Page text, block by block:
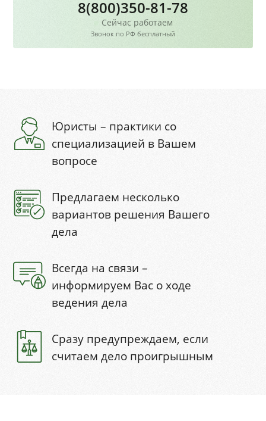
8(800)350-81-78
Сейчас работаем
Звонок по РФ бесплатный
Юристы – практики со
специализацией в Вашем
вопросе
Предлагаем несколько
вариантов решения Вашего
дела
Всегда на связи –
информируем Вас о ходе
ведения дела
Сразу предупреждаем, если
считаем дело проигрышным